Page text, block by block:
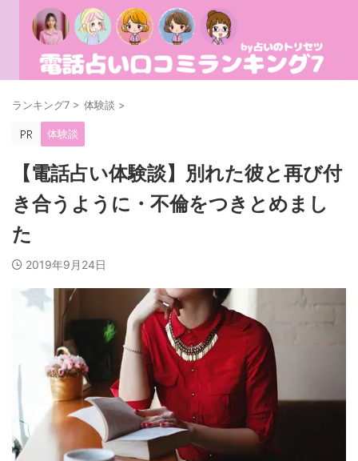
ランキング7 > 体験談 >
体験談
【電話占い体験談】別れた彼と再び付
き合うように・不倫をつきとめまし
た
2019年9月24日